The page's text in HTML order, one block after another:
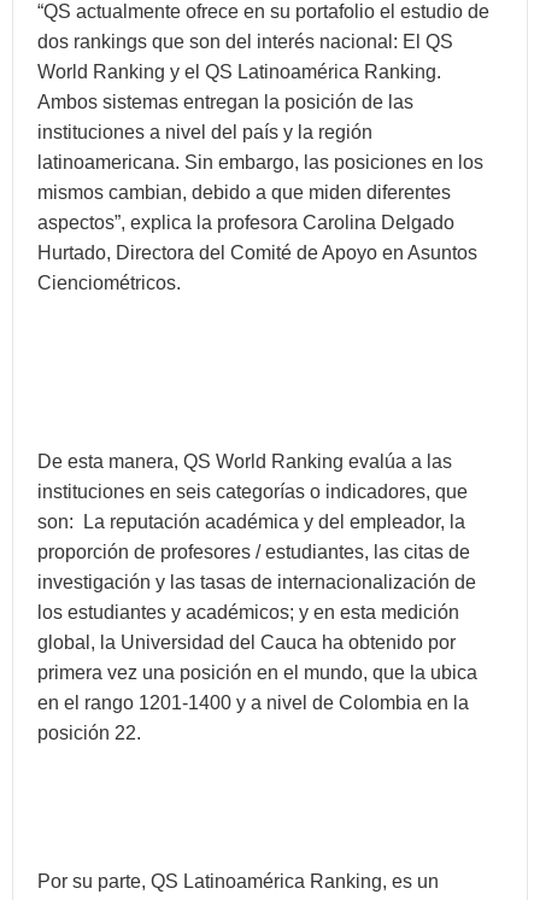
“QS actualmente ofrece en su portafolio el estudio de
dos rankings que son del interés nacional: El QS
World Ranking y el QS Latinoamérica Ranking.
Ambos sistemas entregan la posición de las
instituciones a nivel del país y la región
latinoamericana. Sin embargo, las posiciones en los
mismos cambian, debido a que miden diferentes
aspectos”, explica la profesora Carolina Delgado
Hurtado, Directora del Comité de Apoyo en Asuntos
Cienciométricos.
De esta manera, QS World Ranking evalúa a las
instituciones en seis categorías o indicadores, que
son: La reputación académica y del empleador, la
proporción de profesores / estudiantes, las citas de
investigación y las tasas de internacionalización de
los estudiantes y académicos; y en esta medición
global, la Universidad del Cauca ha obtenido por
primera vez una posición en el mundo, que la ubica
en el rango 1201-1400 y a nivel de Colombia en la
posición 22.
Por su parte, QS Latinoamérica Ranking, es un